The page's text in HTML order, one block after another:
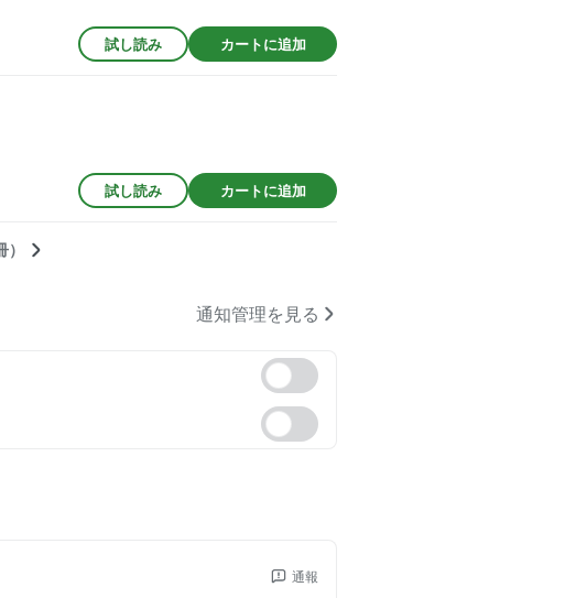
試し読み カートに追加
試し読み カートに追加
通知管理を見る
通報